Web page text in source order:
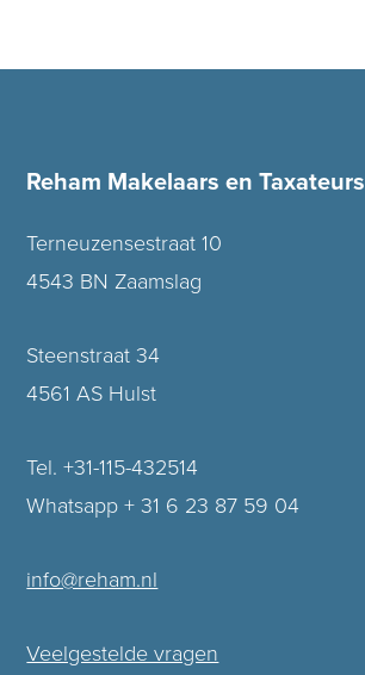
Reham Makelaars en Taxateurs
Terneuzensestraat 10
4543 BN Zaamslag
Steenstraat 34
4561 AS Hulst
Tel. +31-115-432514
Whatsapp + 31 6 23 87 59 04
info@reham.nl
Veelgestelde vragen